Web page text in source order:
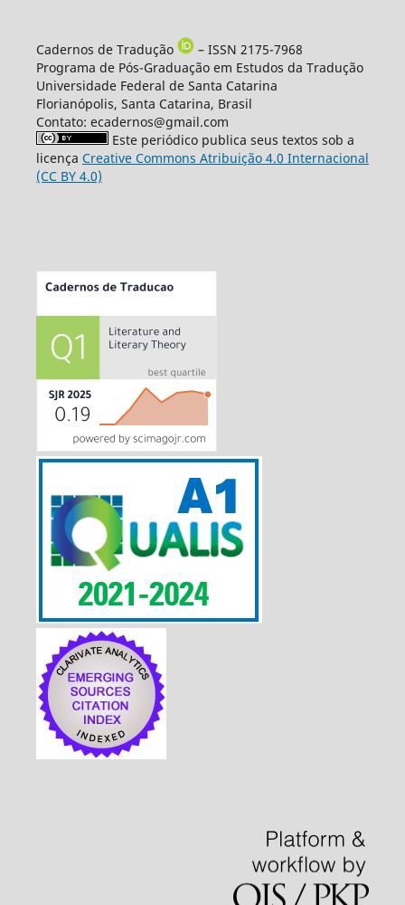
Cadernos de Tradução
– ISSN 2175-7968
Programa de Pós-Graduação em Estudos da Tradução
Universidade Federal de Santa Catarina
Florianópolis, Santa Catarina, Brasil
Contato: ecadernos@gmail.com
Este periódico publica seus textos sob a
licença Creative Commons Atribuição 4.0 Internacional
(CC BY 4.0)